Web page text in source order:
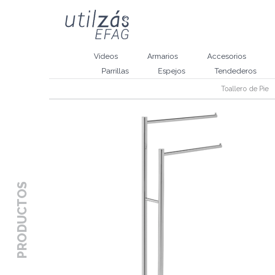
PRODUCTOS
Vídeos Armarios Accesorios
Parrillas
Espejos Tendederos
Toallero de Pie